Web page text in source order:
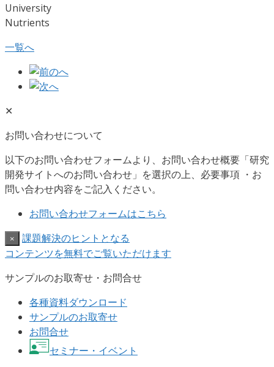
University
Nutrients
一覧へ
✕
お問い合わせについて
以下のお問い合わせフォームより、お問い合わせ概要「研究
開発サイトへのお問い合わせ」を選択の上、必要事項 ・お
問い合わせ内容をご記入ください。
お問い合わせフォームはこちら
×
課題解決のヒントとなる
コンテンツを無料でご覧いただけます
サンプルのお取寄せ・お問合せ
各種資料ダウンロード
サンプルのお取寄せ
お問合せ
セミナー・イベント